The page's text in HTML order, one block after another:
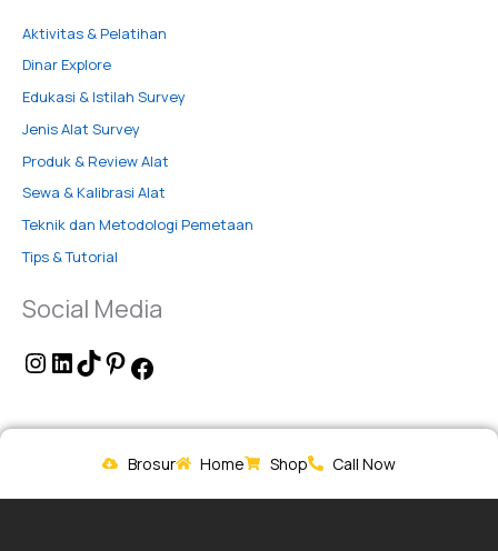
Aktivitas & Pelatihan
Dinar Explore
Edukasi & Istilah Survey
Jenis Alat Survey
Produk & Review Alat
Sewa & Kalibrasi Alat
Teknik dan Metodologi Pemetaan
Tips & Tutorial
Social Media
Brosur Home Shop Call Now